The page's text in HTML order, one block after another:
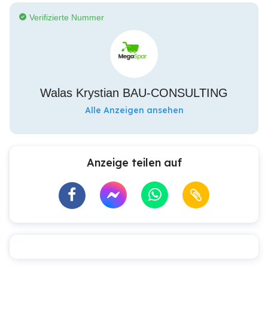
Verifizierte Nummer
Walas Krystian BAU-CONSULTING
Alle Anzeigen ansehen
Anzeige teilen auf